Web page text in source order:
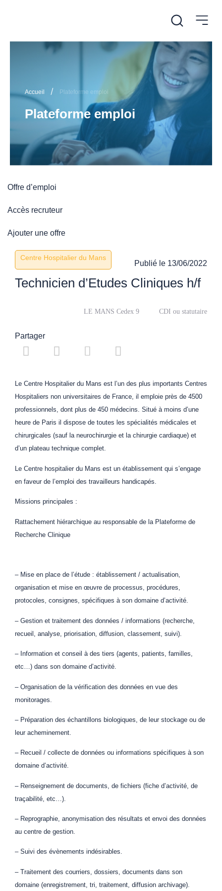
Accueil / Plateforme emploi
Plateforme emploi
Offre d’emploi
Accès recruteur
Ajouter une offre
Centre Hospitalier du Mans
Publié le 13/06/2022
Technicien d’Etudes Cliniques h/f
LE MANS Cedex 9 CDI ou statutaire
Partager
Le Centre Hospitalier du Mans est l’un des plus importants Centres
Hospitaliers non universitaires de France, il emploie près de 4500
professionnels, dont plus de 450 médecins. Situé à moins d’une
heure de Paris il dispose de toutes les spécialités médicales et
chirurgicales (sauf la neurochirurgie et la chirurgie cardiaque) et
d’un plateau technique complet.
Le Centre hospitalier du Mans est un établissement qui s’engage
en faveur de l’emploi des travailleurs handicapés.
Missions principales :
Rattachement hiérarchique au responsable de la Plateforme de
Recherche Clinique
– Mise en place de l’étude : établissement / actualisation,
organisation et mise en œuvre de processus, procédures,
protocoles, consignes, spécifiques à son domaine d’activité.
– Gestion et traitement des données / informations (recherche,
recueil, analyse, priorisation, diffusion, classement, suivi).
– Information et conseil à des tiers (agents, patients, familles,
etc…) dans son domaine d’activité.
– Organisation de la vérification des données en vue des
monitorages.
– Préparation des échantillons biologiques, de leur stockage ou de
leur acheminement.
– Recueil / collecte de données ou informations spécifiques à son
domaine d’activité.
– Renseignement de documents, de fichiers (fiche d’activité, de
traçabilité, etc…).
– Reprographie, anonymisation des résultats et envoi des données
au centre de gestion.
– Suivi des évènements indésirables.
– Traitement des courriers, dossiers, documents dans son
domaine (enregistrement, tri, traitement, diffusion archivage).